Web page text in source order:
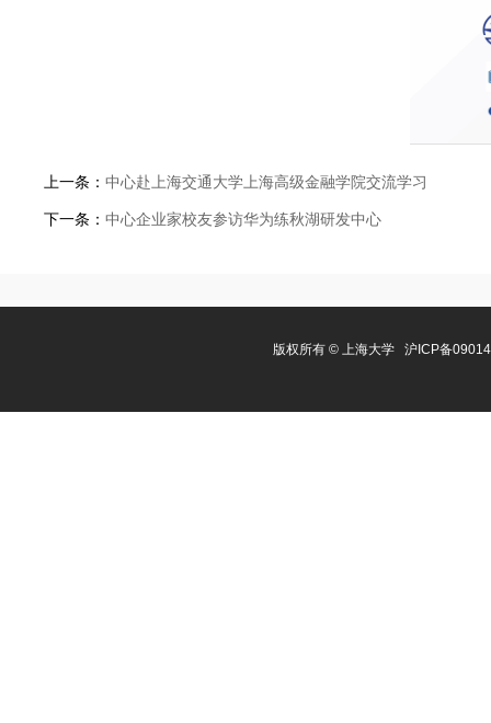
上一条： 中心赴上海交通大学上海高级金融学院交流学习
下一条： 中心企业家校友参访华为练秋湖研发中心
版权所有 © 上海大学 沪ICP备